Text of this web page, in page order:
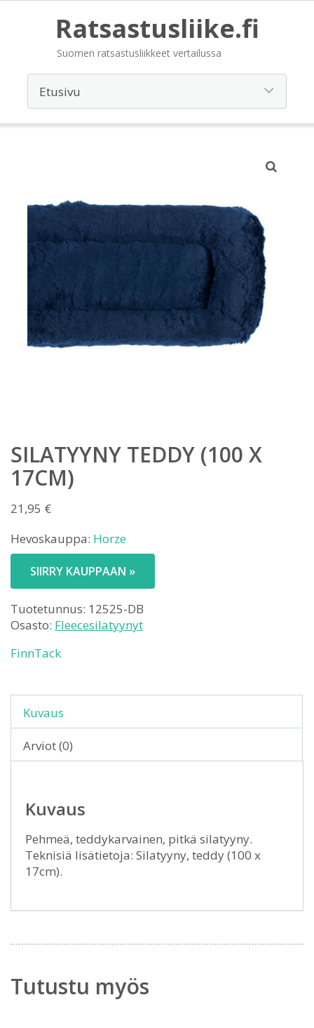
Ratsastusliike.fi
Suomen ratsastusliikkeet vertailussa
SILATYYNY TEDDY (100 X
17CM)
21,95 €
Hevoskauppa: Horze
SIIRRY KAUPPAAN »
Tuotetunnus: 12525-DB
Osasto: Fleecesilatyynyt
FinnTack
Kuvaus
Arviot (0)
Kuvaus
Pehmeä, teddykarvainen, pitkä silatyyny.
Teknisiä lisätietoja: Silatyyny, teddy (100 x
17cm).
Tutustu myös